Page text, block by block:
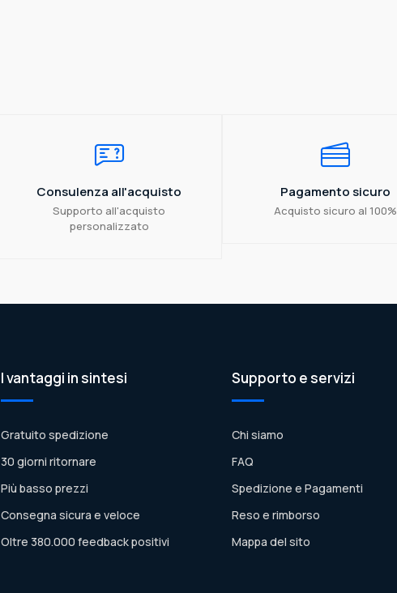
Consulenza all'acquisto
Supporto all'acquisto
personalizzato
Pagamento sicuro
Acquisto sicuro al 100%
I vantaggi in sintesi
Gratuito spedizione
30 giorni ritornare
Più basso prezzi
Consegna sicura e veloce
Oltre 380.000 feedback positivi
Supporto e servizi
Chi siamo
FAQ
Spedizione e Pagamenti
Reso e rimborso
Mappa del sito